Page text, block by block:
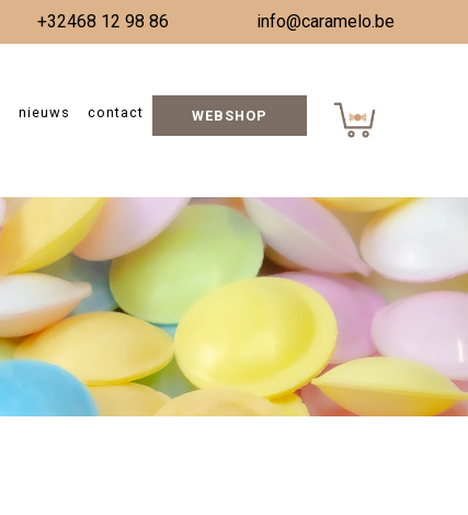
+32468 12 98 86 info@caramelo.be
nieuws contact WEBSHOP